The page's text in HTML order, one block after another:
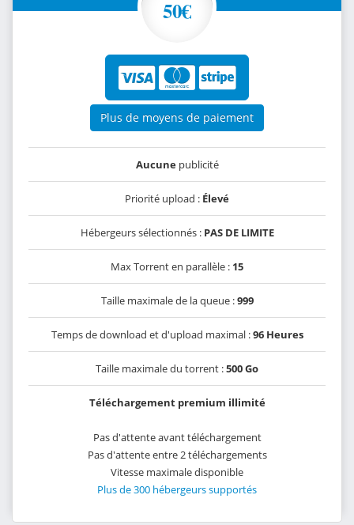
50€
Plus de moyens de paiement
Aucunepublicité
Priorité upload : Élevé
Hébergeurs sélectionnés : PAS DE LIMITE
Max Torrent en parallèle : 15
Taille maximale de la queue :999
Temps de download et d'upload maximal :96 Heures
Taille maximale du torrent :500 Go
Téléchargement premium illimité
Pas d'attente avant téléchargement
Pas d'attente entre 2 téléchargements
Vitesse maximale disponible
Plus de 300 hébergeurs supportés